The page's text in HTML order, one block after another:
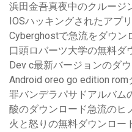
浜田金吾真夜中のクルージ
IOSハッキングされたアプ
Cyberghostで急流をダウン
口頭ロバーツ大学の無料ダ
Dev c最新バージョンのダ
Android oreo go edition rom
罪バンデラパサドアルバム
酸のダウンロード急流のヒ
火と怒りの無料ダウンロー